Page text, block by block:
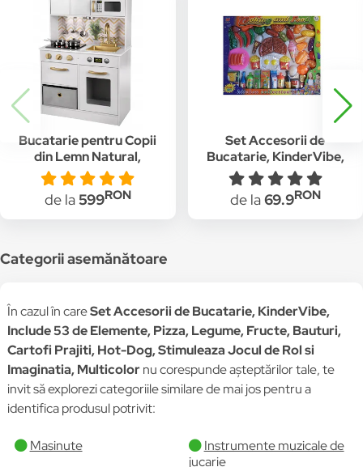
Bucatarie pentru Copii
din Lemn Natural,
VintageCuisine,
KinderVibe™, cu
Iluminare LED, Plita cu
Microunde, Robinet,
Butoane Rotative, Set
pentru Gatit, 92 CM
Inaltime, Alb/Auriu
de la599RON
Set Accesorii de
Bucatarie, KinderVibe,
Include 53 de
Elemente, Pizza,
Legume, Fructe,
de la69.9RON
Categorii asemănătoare
În cazul în careSet Accesorii de Bucatarie, KinderVibe,
Include 53 de Elemente, Pizza, Legume, Fructe, Bauturi,
Cartofi Prajiti, Hot-Dog, Stimuleaza Jocul de Rol si
Imaginatia, Multicolornu corespunde așteptărilor tale, te
invit să explorezi categoriile similare de mai jos pentru a
identifica produsul potrivit:
Masinute
Instrumente muzicale de
jucarie